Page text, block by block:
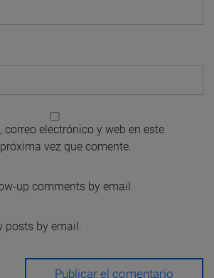
correo electrónico y web en este
vez que comente.
up comments by email.
posts by email.